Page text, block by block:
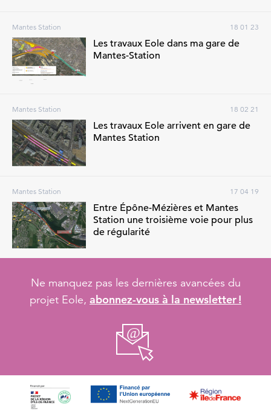
Mantes Station 18 01 23
Les travaux Eole dans ma gare de
Mantes-Station
Mantes Station 18 02 21
Les travaux Eole arrivent en gare de
Mantes Station
Mantes Station 17 04 19
Entre Épône-Mézières et Mantes
Station une troisième voie pour plus
de régularité
Ne manquez pas les dernières avancées du
projet Eole, abonnez-vous à la newsletter !